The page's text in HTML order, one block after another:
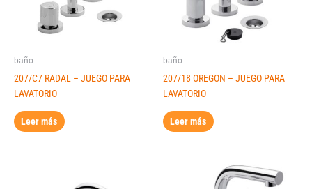
baño
207/C7 RADAL – JUEGO PARA
LAVATORIO
Leer más
baño
207/18 OREGON – JUEGO PARA
LAVATORIO
Leer más